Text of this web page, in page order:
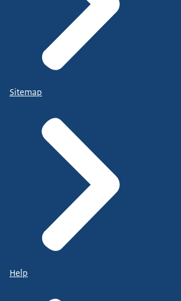
Sitemap
Help